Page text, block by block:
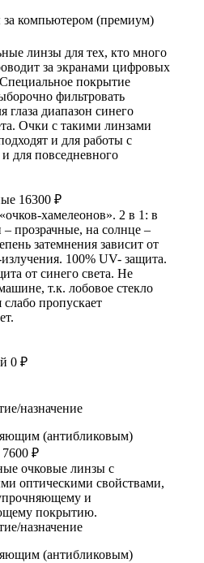
за компьютером (премиум)
линзы для тех, кто много
за экранами цифровых
покрытие
фильтровать
глаза диапазон синего
Очки с такими линзами
и для работы с
для повседневного
16300 ₽
хамелеонов». 2 в 1: в
прозрачные, на солнце –
затемнения зависит от
100% UV- защита.
от синего света. Не
т.к. лобовое стекло
пропускает
0 ₽
назначение
(антибликовым)
7600 ₽
очковые линзы с
оптическими свойствами,
и
покрытию.
назначение
(антибликовым)